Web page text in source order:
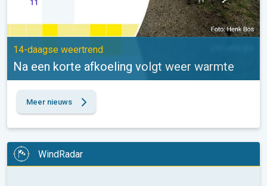
14-daagse weertrend
Na een korte afkoeling volgt weer warmte
Meer nieuws
WindRadar